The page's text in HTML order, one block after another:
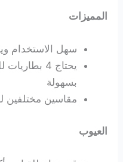
المميزات
سهل الاستخدام
يحتاج 4
بسهولة
مقاسين مختلفين
العيوب